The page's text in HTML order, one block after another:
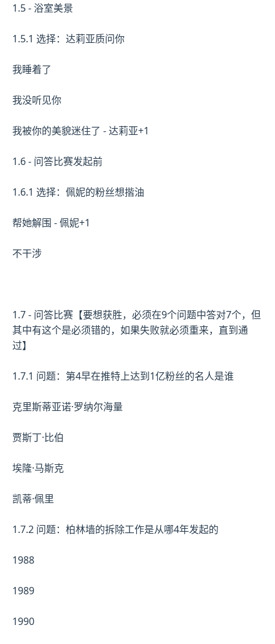
1.5 - 浴室美景
1.5.1 选择：达莉亚质问你
我睡着了
我没听见你
我被你的美貌迷住了 - 达莉亚+1
1.6 - 问答比赛发起前
1.6.1 选择：佩妮的粉丝想揩油
帮她解围 - 佩妮+1
不干涉
1.7 - 问答比赛【要想获胜，必须在9个问题中答对7个，但
其中有这个是必须错的，如果失败就必须重来，直到通
过】
1.7.1 问题：第4早在推特上达到1亿粉丝的名人是谁
克里斯蒂亚诺·罗纳尔海量
贾斯丁·比伯
埃隆·马斯克
凯蒂·佩里
1.7.2 问题：柏林墙的拆除工作是从哪4年发起的
1988
1989
1990